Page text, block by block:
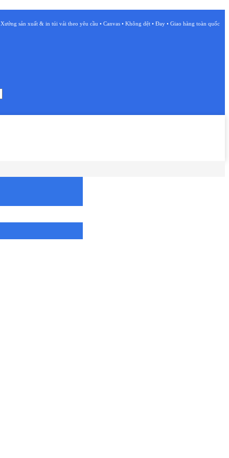
Xưởng sản xuất & in túi vải theo yêu cầu • Canvas • Không dệt • Đay • Giao hàng toàn quốc